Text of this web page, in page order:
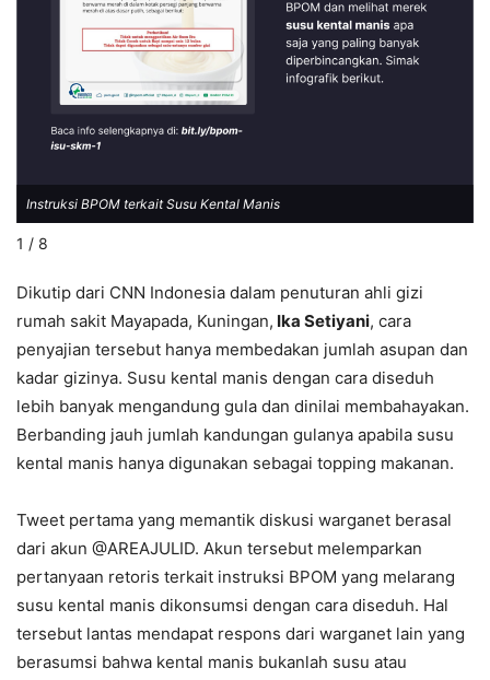
Instruksi BPOM terkait Susu Kental Manis
1 / 8
Dikutip dari CNN Indonesia dalam penuturan ahli gizi
rumah sakit Mayapada, Kuningan, Ika Setiyani, cara
penyajian tersebut hanya membedakan jumlah asupan dan
kadar gizinya. Susu kental manis dengan cara diseduh
lebih banyak mengandung gula dan dinilai membahayakan.
Berbanding jauh jumlah kandungan gulanya apabila susu
kental manis hanya digunakan sebagai topping makanan.
Tweet pertama yang memantik diskusi warganet berasal
dari akun @AREAJULID. Akun tersebut melemparkan
pertanyaan retoris terkait instruksi BPOM yang melarang
susu kental manis dikonsumsi dengan cara diseduh. Hal
tersebut lantas mendapat respons dari warganet lain yang
berasumsi bahwa kental manis bukanlah susu atau